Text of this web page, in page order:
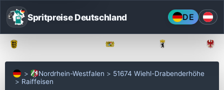
Spritpreise Deutschland DE
Nordrhein-Westfalen
51674 Wiehl-Drabenderhöhe
Raiffeisen